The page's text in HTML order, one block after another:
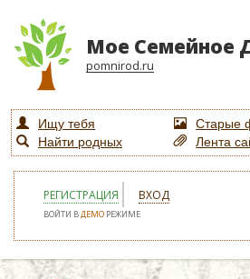
Мое Семейное
pomnirod.ru
Ищу тебя
Старые
Найти родных
Лента
РЕГИСТРАЦИЯ ВХОД
ВОЙТИ ВДЕМО РЕЖИМЕ